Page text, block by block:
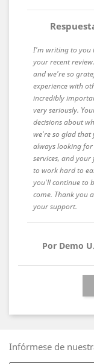
I'm writing to you
your recent
and we're so
experience with
incredibly
very seriously.
decisions about
we're so glad that
always looking
services, and
to work hard to
you'll continue to
come. Thank you
your support.
Por Demo
Infórmese de